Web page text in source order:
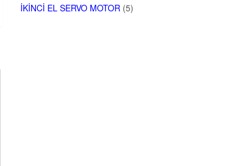
İKINCI EL SERVO MOTOR (5)